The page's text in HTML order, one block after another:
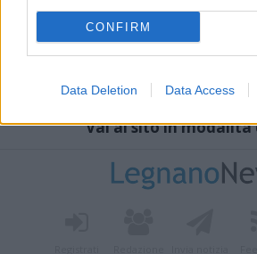
CONFIRM
Data Deletion Data Access
Vai al sito in modalità